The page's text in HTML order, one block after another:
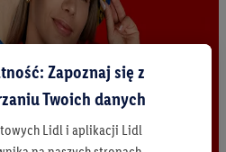
Zapoznaj się z
Twoich danych
Lidl i aplikacji Lidl